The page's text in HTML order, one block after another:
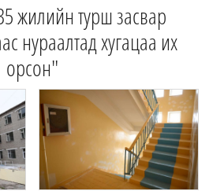
жилийн турш засвар
нураалтад хугацаа их
орсон"